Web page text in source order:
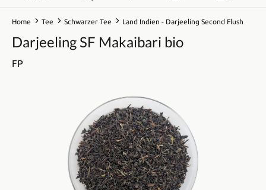
Home Tee Schwarzer Tee Land Indien - Darjeeling Second Flush
Darjeeling SF Makaibari bio
FP
Bildergalerie überspringen